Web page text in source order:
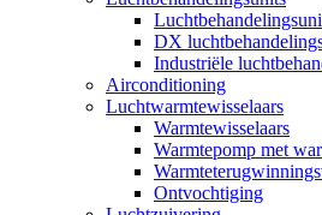
DX
Industriële
Airconditioning
Luchtwarmtewisselaars
Warmtewisselaars
Warmtepomp met
Ontvochtiging